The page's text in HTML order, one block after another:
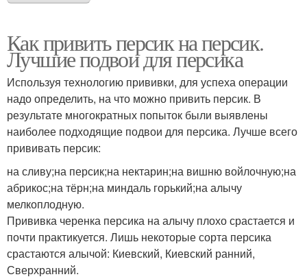
Как привить персик на персик.
Лучшие подвои для персика
Используя технологию прививки, для успеха операции
надо определить, на что можно привить персик. В
результате многократных попыток были выявлены
наиболее подходящие подвои для персика. Лучше всего
прививать персик:
на сливу;на персик;на нектарин;на вишню войлочную;на
абрикос;на тёрн;на миндаль горький;на алычу
мелкоплодную.
Прививка черенка персика на алычу плохо срастается и
почти практикуется. Лишь некоторые сорта персика
срастаются алычой: Киевский, Киевский ранний,
Сверхранний.